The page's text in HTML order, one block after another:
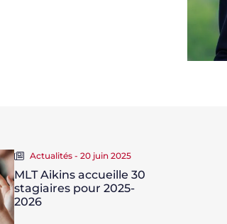
Actualités - 20 juin 2025
MLT Aikins accueille 30
stagiaires pour 2025-
2026